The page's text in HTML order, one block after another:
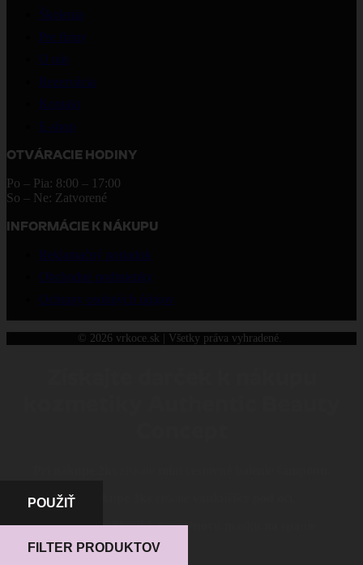
POUŽIŤ
FILTER PRODUKTOV
Školenia
Pre firmy
O nás
Rezervácia
Kontakt
E-shop
OTVÁRACIE HODINY
Po – Pia: 8:00 – 17:00
So – Ne: Zatvorené
INFORMÁCIE K NÁKUPU
Reklamačný poriadok
Obchodné podmienky
Ochrany osobných údajov
© 2026 vrkoce.sk | Všetky práva vyhradené.
Pri nákupe 3ks
Pri nákupe 5kszískatesaténovú masku na spanie
ZATVORIŤ